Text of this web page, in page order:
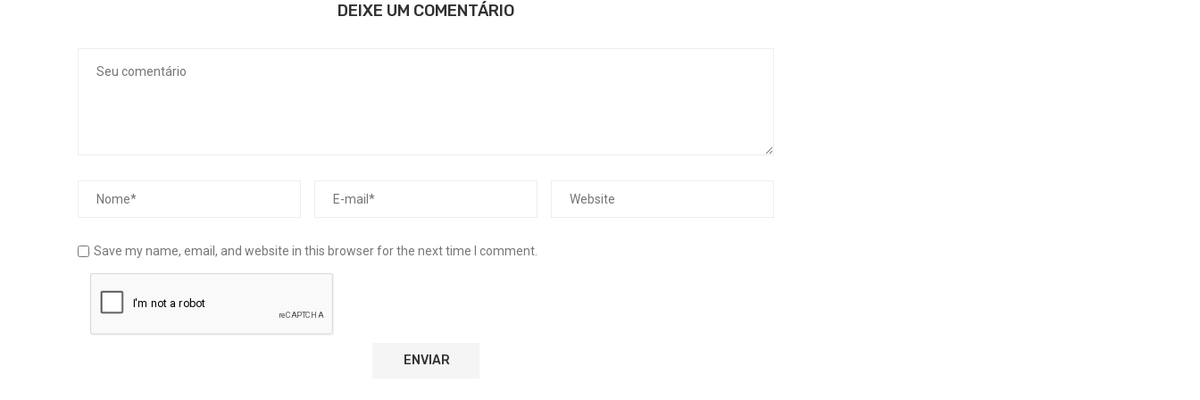
DEIXE UM COMENTÁRIO
Save my name, email, and website in this browser for the next time I comment.